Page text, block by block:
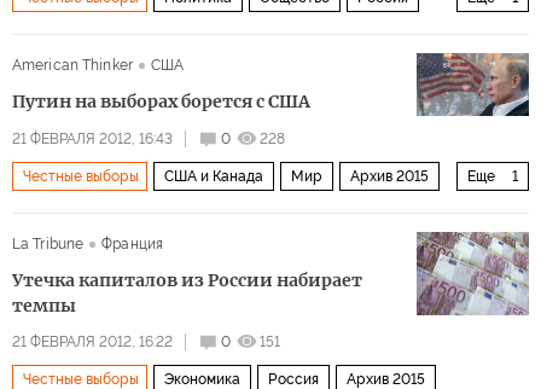
American Thinker
США
Путин на выборах борется с США
21 ФЕВРАЛЯ 2012, 16:43 0 228
Еще 1
Честные выборы США и Канада Мир Архив 2015
La Tribune
Франция
Утечка капиталов из России набирает
темпы
21 ФЕВРАЛЯ 2012, 16:22 0 151
Честные выборы Экономика Россия Архив 2015